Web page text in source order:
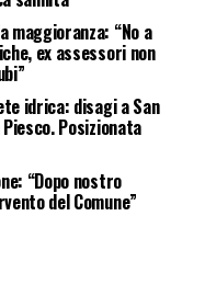
maggioranza: “No a
ex assessori non
idrica: disagi a San
Posizionata
“Dopo nostro
del Comune”